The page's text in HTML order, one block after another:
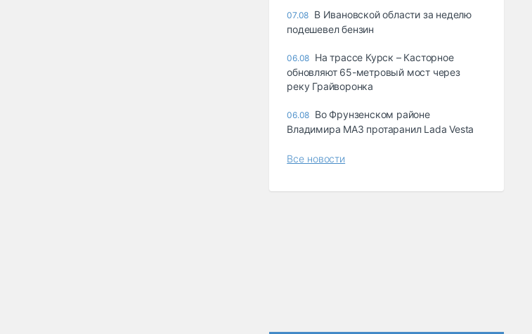
07.08 В Ивановской области за неделю
подешевел бензин
06.08 На трассе Курск – Касторное
обновляют 65-метровый мост через
реку Грайворонка
06.08 Во Фрунзенском районе
Владимира МАЗ протаранил Lada Vesta
Все новости